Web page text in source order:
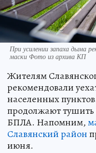
При усилении запаха дыма
маски Фото из архива КП
Жителям
рекомендовали
населенных
продолжают тушить
БПЛА. Напомним,
Славянский район
июня.